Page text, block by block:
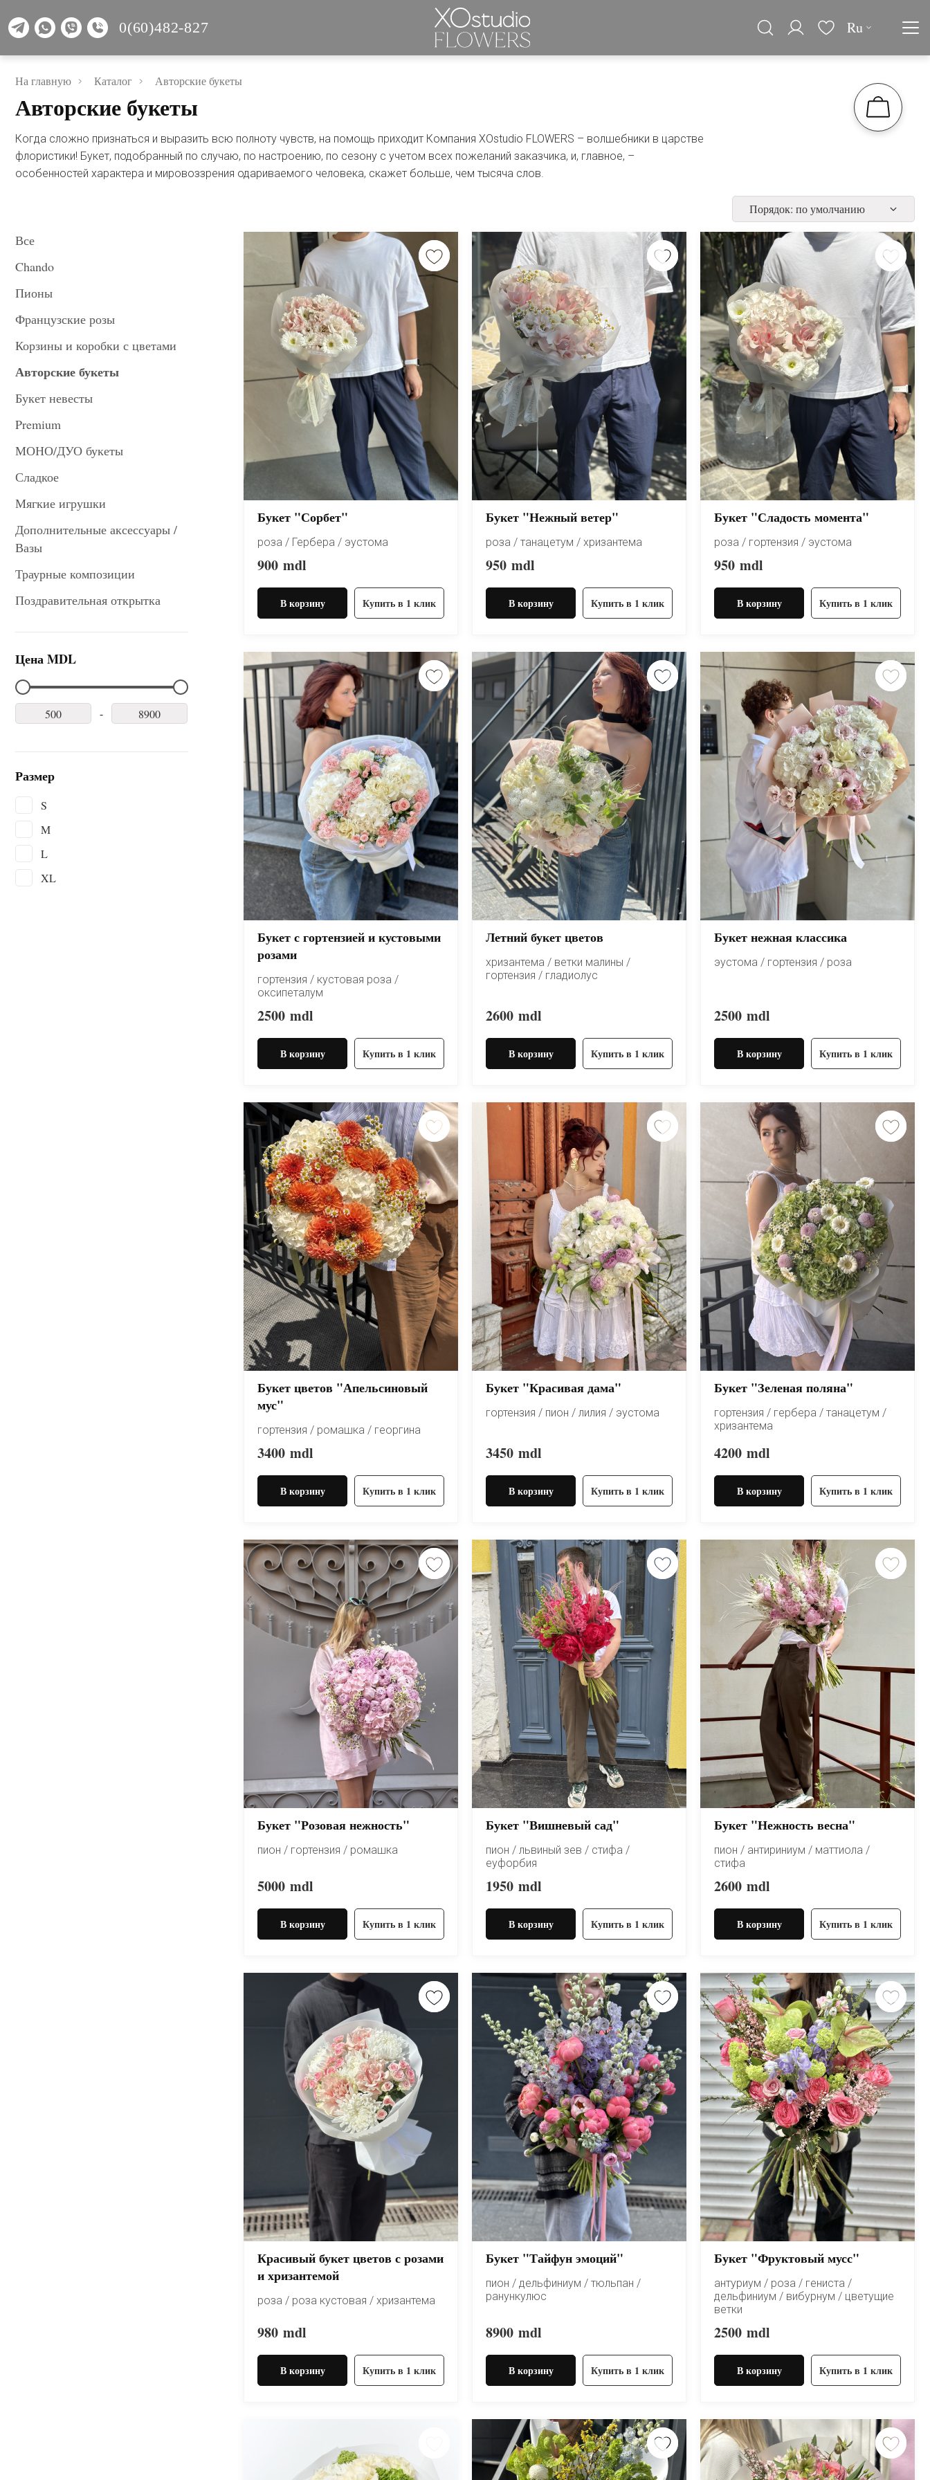
0(60)482-827 Ru
На главную Каталог Авторские букеты
Авторские букеты
Когда сложно признаться и выразить всю полноту чувств, на помощь приходит Компания XOstudio FLOWERS – волшебники в царстве
флористики! Букет, подобранный по случаю, по настроению, по сезону с учетом всех пожеланий заказчика, и, главное, –
особенностей характера и мировоззрения одариваемого человека, скажет больше, чем тысяча слов.
Все
Chando
Пионы
Французские розы
Корзины и коробки с цветами
Авторские букеты
Букет невесты
Premium
МОНО/ДУО букеты
Сладкое
Мягкие игрушки
Дополнительные аксессуары /
Вазы
Траурные композиции
Поздравительная открытка
Цена MDL
-
Размер
S
M
L
XL
Букет "Сорбет"
роза / Гербера / эустома
900 mdl
В корзину Купить в 1 клик
Букет "Нежный ветер"
роза / танацетум / хризантема
950 mdl
В корзину Купить в 1 клик
Букет "Сладость момента"
роза / гортензия / эустома
950 mdl
В корзину Купить в 1 клик
Букет с гортензией и кустовыми
розами
гортензия / кустовая роза /
оксипеталум
2500 mdl
В корзину Купить в 1 клик
Летний букет цветов
хризантема / ветки малины /
гортензия / гладиолус
2600 mdl
В корзину Купить в 1 клик
Букет нежная классика
эустома / гортензия / роза
2500 mdl
В корзину Купить в 1 клик
Букет цветов "Апельсиновый
мус"
гортензия / ромашка / георгина
3400 mdl
В корзину Купить в 1 клик
Букет "Красивая дама"
гортензия / пион / лилия / эустома
3450 mdl
В корзину Купить в 1 клик
Букет "Зеленая поляна"
гортензия / гербера / танацетум /
хризантема
4200 mdl
В корзину Купить в 1 клик
Букет "Розовая нежность"
пион / гортензия / ромашка
5000 mdl
В корзину Купить в 1 клик
Букет "Вишневый сад"
пион / львиный зев / стифа /
еуфорбия
1950 mdl
В корзину Купить в 1 клик
Букет "Нежность весна"
пион / антириниум / маттиола /
стифа
2600 mdl
В корзину Купить в 1 клик
Красивый букет цветов с розами
и хризантемой
роза / роза кустовая / хризантема
980 mdl
В корзину Купить в 1 клик
Букет "Тайфун эмоций"
пион / дельфиниум / тюльпан /
ранункулюс
8900 mdl
В корзину Купить в 1 клик
Букет "Фруктовый мусс"
антуриум / роза / гениста /
дельфиниум / вибурнум / цветущие
ветки
2500 mdl
В корзину Купить в 1 клик